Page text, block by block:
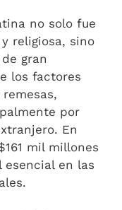
no solo fue
religiosa, sino
gran
los factores
por
En
mil millones
esencial en las